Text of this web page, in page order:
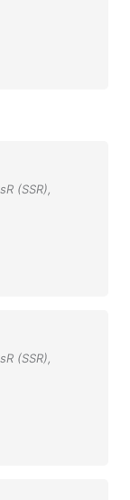
(SSR),
(SSR),